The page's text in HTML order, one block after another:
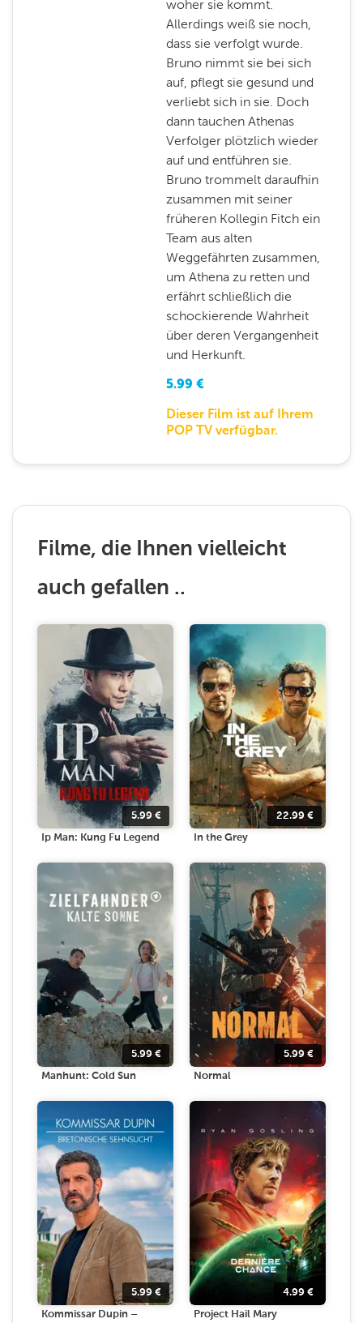
woher sie kommt.
Allerdings weiß sie noch,
dass sie verfolgt wurde.
Bruno nimmt sie bei sich
auf, pflegt sie gesund und
verliebt sich in sie. Doch
dann tauchen Athenas
Verfolger plötzlich wieder
auf und entführen sie.
Bruno trommelt daraufhin
zusammen mit seiner
früheren Kollegin Fitch ein
Team aus alten
Weggefährten zusammen,
um Athena zu retten und
erfährt schließlich die
schockierende Wahrheit
über deren Vergangenheit
und Herkunft.
5.99 €
Dieser Film ist auf Ihrem
POP TV verfügbar.
Filme, die Ihnen vielleicht
auch gefallen ..
5.99 €
Ip Man: Kung Fu Legend
22.99 €
In the Grey
5.99 €
Manhunt: Cold Sun
5.99 €
Normal
5.99 €
Kommissar Dupin –
4.99 €
Project Hail Mary